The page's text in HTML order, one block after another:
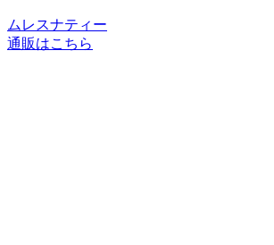
ムレスナティー
通販はこちら